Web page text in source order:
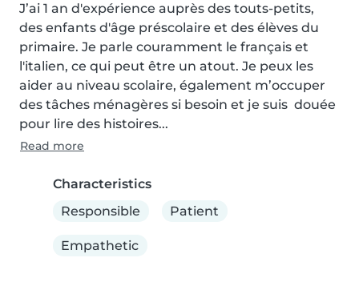
J’ai 1 an d'expérience auprès des touts-petits,
des enfants d'âge préscolaire et des élèves du
primaire. Je parle couramment le français et
l'italien, ce qui peut être un atout. Je peux les
aider au niveau scolaire, également m’occuper
des tâches ménagères si besoin et je suis  douée
pour lire des histoires...
Read more
Characteristics
Responsible
Patient
Empathetic